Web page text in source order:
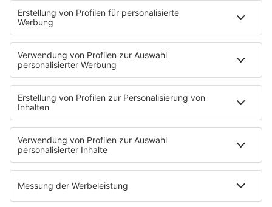
PODCAST
App
Alexa (externer Link zu Amazon)
CRR YouTube
SERVICE
Top Themen des Tages
Wetter